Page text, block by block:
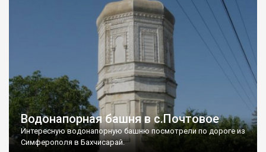
Водонапорная башня в с.Почтовое
Интересную водонапорную башню посмотрели по дороге из
Симферополя в Бахчисарай.